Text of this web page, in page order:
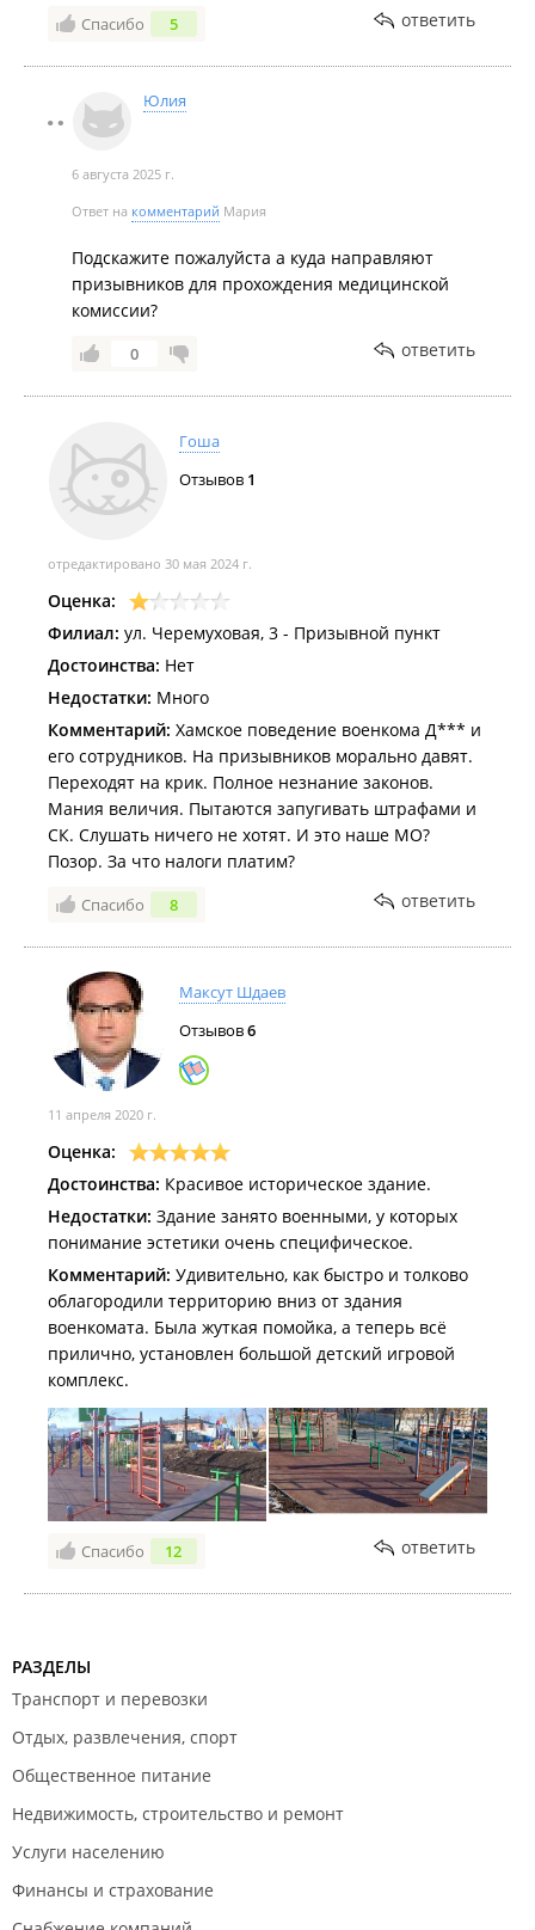
Спасибо 5 ответить
Юлия
6 августа 2025 г.
Ответ на комментарий Мария
Подскажите пожалуйста а куда направляют
призывников для прохождения медицинской
комиссии?
0 ответить
Гоша
Отзывов 1
отредактировано 30 мая 2024 г.
Оценка:
Филиал: ул. Черемуховая, 3 - Призывной пункт
Достоинства: Нет
Недостатки: Много
Комментарий: Хамское поведение военкома Д*** и
его сотрудников. На призывников морально давят.
Переходят на крик. Полное незнание законов.
Мания величия. Пытаются запугивать штрафами и
СК. Слушать ничего не хотят. И это наше МО?
Позор. За что налоги платим?
Спасибо 8 ответить
Максут Шдаев
Отзывов6
11 апреля 2020 г.
Оценка:
Достоинства: Красивое историческое здание.
Недостатки: Здание занято военными, у которых
понимание эстетики очень специфическое.
Комментарий: Удивительно, как быстро и толково
облагородили территорию вниз от здания
военкомата. Была жуткая помойка, а теперь всё
прилично, установлен большой детский игровой
комплекс.
Спасибо 12 ответить
РАЗДЕЛЫ
Транспорт и перевозки
Отдых, развлечения, спорт
Общественное питание
Недвижимость, строительство и ремонт
Услуги населению
Финансы и страхование